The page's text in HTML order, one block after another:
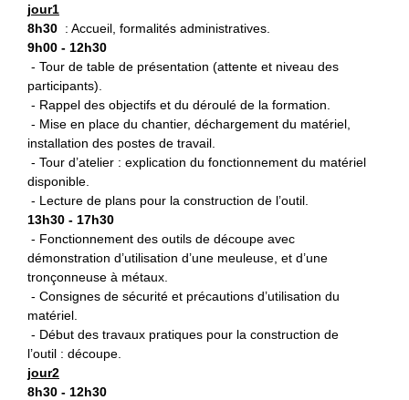
jour1
8h30 : Accueil, formalités administratives.
9h00 - 12h30
- Tour de table de présentation (attente et niveau des
participants).
- Rappel des objectifs et du déroulé de la formation.
- Mise en place du chantier, déchargement du matériel,
installation des postes de travail.
- Tour d’atelier : explication du fonctionnement du matériel
disponible.
- Lecture de plans pour la construction de l’outil.
13h30 - 17h30
- Fonctionnement des outils de découpe avec
démonstration d’utilisation d’une meuleuse, et d’une
tronçonneuse à métaux.
- Consignes de sécurité et précautions d’utilisation du
matériel.
- Début des travaux pratiques pour la construction de
l’outil : découpe.
jour2
8h30 - 12h30